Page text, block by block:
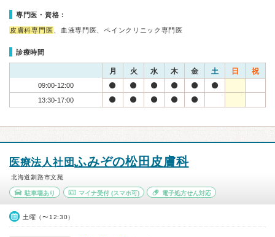
専門医・資格：
皮膚科専門医 、血液専門医、ペインクリニック専門医
診療時間
月 火 水 木 金 土 日 祝
09:00-12:00
13:30-17:00
医療法人社団ふみぞの松田皮膚科
北海道釧路市文苑
駐車場あり マイナ受付(スマホ可) 電子処方せん対応
土曜（〜12:30）